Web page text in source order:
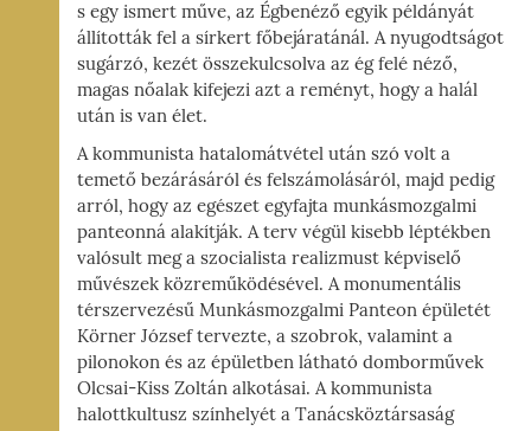
s egy ismert műve, az Égbenéző egyik példányát
állították fel a sírkert főbejáratánál. A nyugodtságot
sugárzó, kezét összekulcsolva az ég felé néző,
magas nőalak kifejezi azt a reményt, hogy a halál
után is van élet.
A kommunista hatalomátvétel után szó volt a
temető bezárásáról és felszámolásáról, majd pedig
arról, hogy az egészet egyfajta munkásmozgalmi
panteonná alakítják. A terv végül kisebb léptékben
valósult meg a szocialista realizmust képviselő
művészek közreműködésével. A monumentális
térszervezésű Munkásmozgalmi Panteon épületét
Körner József tervezte, a szobrok, valamint a
pilonokon és az épületben látható domborművek
Olcsai-Kiss Zoltán alkotásai. A kommunista
halottkultusz színhelyét a Tanácsköztársaság